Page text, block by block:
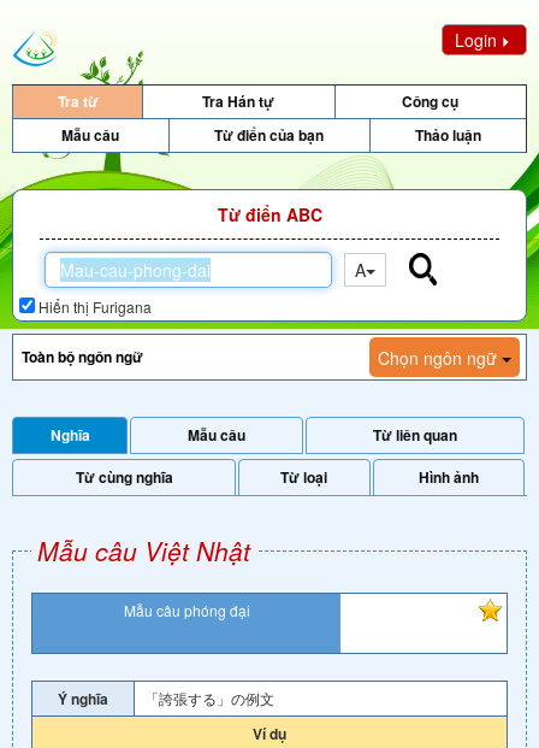
Login
Tra từ Tra Hán tự
Công cụ
Mẫu câu
Từ điển của bạn Thảo luận
Từ điển ABC
A
Hiển thị Furigana
Chọn ngôn ngữ
Nghĩa Mẫu câu
Từ liên quan
Từ cùng nghĩa
Từ loại Hình ảnh
Mẫu câu Việt Nhật
Mẫu câu phóng đại
Ý nghĩa 「誇張する」の例文
Ví dụ